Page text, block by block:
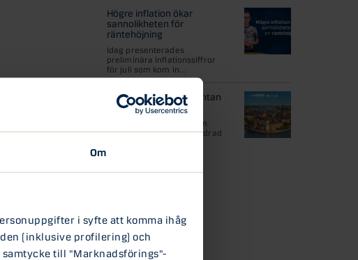
Om
i syfte att komma ihåg
(inklusive profilering) och
till "Marknadsförings"-
Högre inflation ökar
sannolikheten för
räntehöjning
Idag presenterades
preliminära Inflationssiffror
för juli som kom in...
Riksbanken lämnar räntan
oförändrad
Riksbanken lämnade som
väntat styrräntan oförändrad